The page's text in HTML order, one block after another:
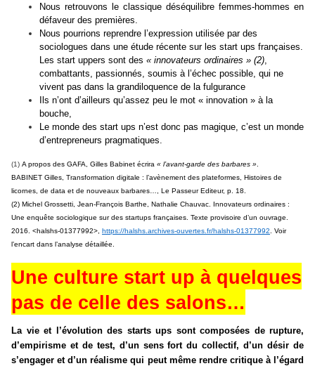
Nous retrouvons le classique déséquilibre femmes-hommes en
défaveur des premières.
Nous pourrions reprendre l’expression utilisée par des
sociologues dans une étude récente sur les start ups françaises.
Les start uppers sont des « innovateurs ordinaires » (2),
combattants, passionnés, soumis à l’échec possible, qui ne
vivent pas dans la grandiloquence de la fulgurance
Ils n’ont d’ailleurs qu’assez peu le mot « innovation » à la
bouche,
Le monde des start ups n’est donc pas magique, c’est un monde
d’entrepreneurs pragmatiques.
(1) A propos des GAFA, Gilles Babinet écrira « l’avant-garde des barbares ».
BABINET Gilles, Transformation digitale : l’avènement des plateformes, Histoires de
licornes, de data et de nouveaux barbares…, Le Passeur Editeur, p. 18.
(2) Michel Grossetti, Jean-François Barthe, Nathalie Chauvac. Innovateurs ordinaires :
Une enquête sociologique sur des startups françaises. Texte provisoire d’un ouvrage.
2016. <halshs-01377992>, https://halshs.archives-ouvertes.fr/halshs-01377992. Voir
l’encart dans l’analyse détaillée.
Une culture start up à quelques
pas de celle des salons…
La vie et l’évolution des starts ups sont composées de rupture,
d’empirisme et de test, d’un sens fort du collectif, d’un désir de
s’engager et d’un réalisme qui peut même rendre critique à l’égard